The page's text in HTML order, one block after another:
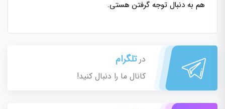
هم به دنبال توجه گرفتن هستی.
درتلگرام
کانال ما را دنبال کنید!